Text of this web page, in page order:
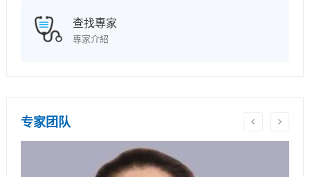
查找專家
專家介紹
专家团队